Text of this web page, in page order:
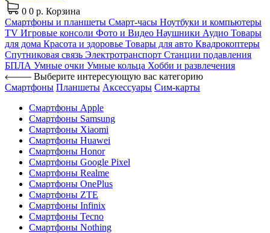
0 0 р. Корзина
Смартфоны и планшеты Смарт-часы Ноутбуки и компьютеры
TV Игровые консоли Фото и Видео Наушники Аудио Товары
для дома Красота и здоровье Товары для авто Квадрокоптеры
Спутниковая связь Электротранспорт Станции подавления
БПЛА Умные очки Умные кольца Хобби и развлечения
Выберите интересующую вас категорию
Смартфоны Планшеты Аксессуары Сим-карты
Смартфоны Apple
Смартфоны Samsung
Смартфоны Xiaomi
Смартфоны Huawei
Смартфоны Honor
Смартфоны Google Pixel
Смартфоны Realme
Смартфоны OnePlus
Смартфоны ZTE
Смартфоны Infinix
Смартфоны Tecno
Смартфоны Nothing